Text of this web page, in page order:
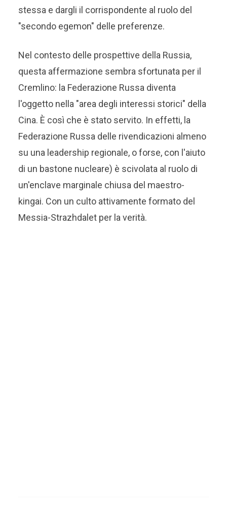
stessa e dargli il corrispondente al ruolo del
"secondo egemon" delle preferenze.
Nel contesto delle prospettive della Russia,
questa affermazione sembra sfortunata per il
Cremlino: la Federazione Russa diventa
l'oggetto nella "area degli interessi storici" della
Cina. È così che è stato servito. In effetti, la
Federazione Russa delle rivendicazioni almeno
su una leadership regionale, o forse, con l'aiuto
di un bastone nucleare) è scivolata al ruolo di
un'enclave marginale chiusa del maestro-
kingai. Con un culto attivamente formato del
Messia-Strazhdalet per la verità.